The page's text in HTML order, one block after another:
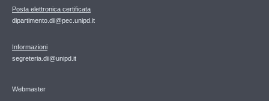
Posta elettronica certificata
dipartimento.dii@pec.unipd.it
Informazioni
segreteria.dii@unipd.it
Webmaster